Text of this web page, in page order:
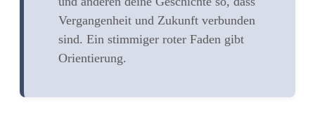
Vergangenheit und Zukunft verbunden
sind. Ein stimmiger roter Faden gibt
Orientierung.